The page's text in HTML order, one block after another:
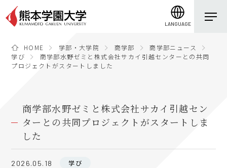
LANGUAGE
HOME 学部・大学院 商学部
商学部ニュース
学び
商学部水野ゼミと株式会社サカイ引越センターとの共同
プロジェクトがスタートしました
商学部水野ゼミと株式会社サカイ引越セン
ターとの共同プロジェクトがスタートしま
した
学び
2026.05.18